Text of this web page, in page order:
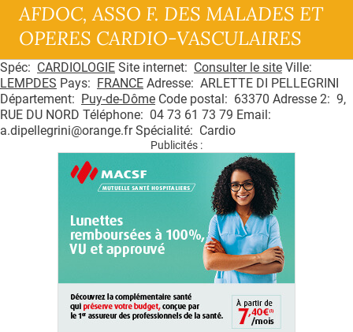
DOSSIERS
RÉSEAUX
E-REVUE SAD
THÉMA
QUI SOMMES-NOUS ?
CONDITIONS GÉNÉRALES
AFDOC, ASSO F. DES MALADES ET
OPERES CARDIO-VASCULAIRES
Spéc: CARDIOLOGIE Site internet: Consulter le site Ville:
LEMPDES Pays: FRANCE Adresse: ARLETTE DI PELLEGRINI
Département: Puy-de-Dôme Code postal: 63370 Adresse 2: 9,
RUE DU NORD Téléphone: 04 73 61 73 79 Email:
a.dipellegrini@orange.fr Spécialité: Cardio
Publicités :